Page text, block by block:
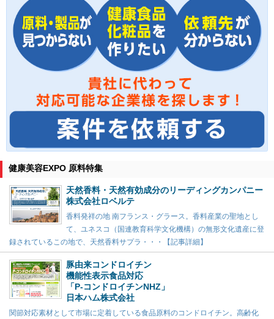
健康美容EXPO 原料特集
天然香料・天然有効成分のリーディングカンパニー
株式会社ロベルテ
香料発祥の地 南フランス・グラース。香料産業の聖地とし
て、ユネスコ（国連教育科学文化機構）の無形文化遺産に登
録されているこの地で、天然香料サプラ・・・【記事詳細】
豚由来コンドロイチン
機能性表示食品対応
「P-コンドロイチンNHZ」
日本ハム株式会社
関節対応素材として市場に定着している食品原料のコンドロイチン。高齢化